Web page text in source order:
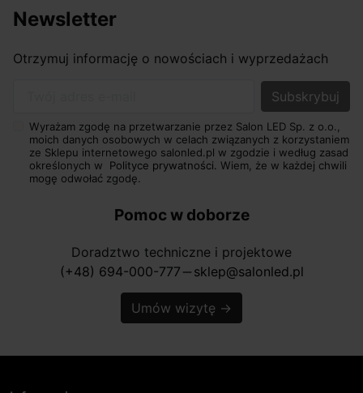
Newsletter
Otrzymuj informację o nowościach i wyprzedażach
Wyrażam zgodę na przetwarzanie przez Salon LED Sp. z o.o.,
moich danych osobowych w celach związanych z korzystaniem
ze Sklepu internetowego salonled.pl w zgodzie i według zasad
określonych w Polityce prywatności. Wiem, że w każdej chwili
mogę odwołać zgodę.
Pomoc w doborze
Doradztwo techniczne i projektowe
(+48) 694-000-777 horizontal_rule sklep@salonled.pl
Umów wizytę →